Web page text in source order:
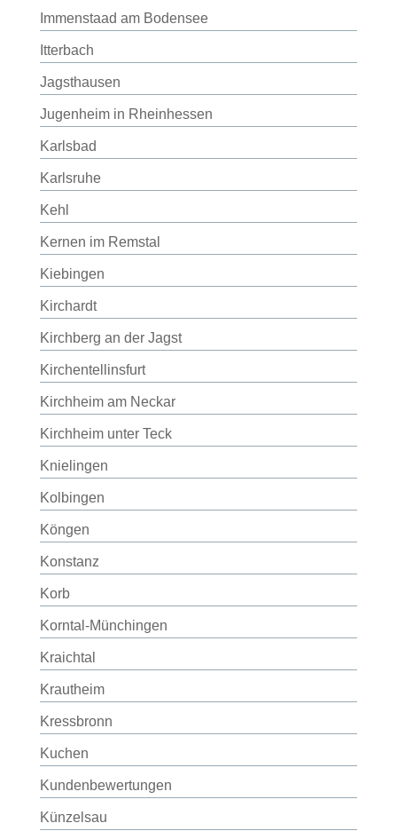
Immenstaad am Bodensee
Itterbach
Jagsthausen
Jugenheim in Rheinhessen
Karlsbad
Karlsruhe
Kehl
Kernen im Remstal
Kiebingen
Kirchardt
Kirchberg an der Jagst
Kirchentellinsfurt
Kirchheim am Neckar
Kirchheim unter Teck
Knielingen
Kolbingen
Köngen
Konstanz
Korb
Korntal-Münchingen
Kraichtal
Krautheim
Kressbronn
Kuchen
Kundenbewertungen
Künzelsau